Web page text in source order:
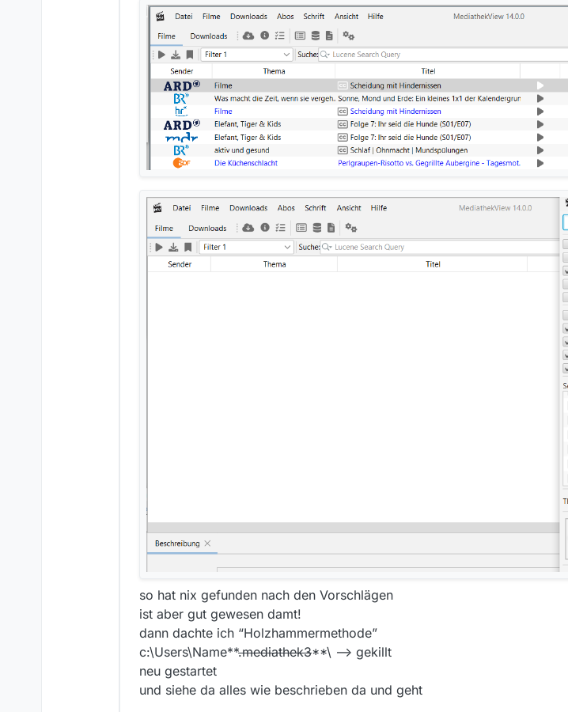
so hat nix gefunden nach den Vorschlägen
ist aber gut gewesen damt!
dann dachte ich “Holzhammermethode”
c:\Users\Name**.mediathek3**\ --> gekillt
neu gestartet
und siehe da alles wie beschrieben da und geht